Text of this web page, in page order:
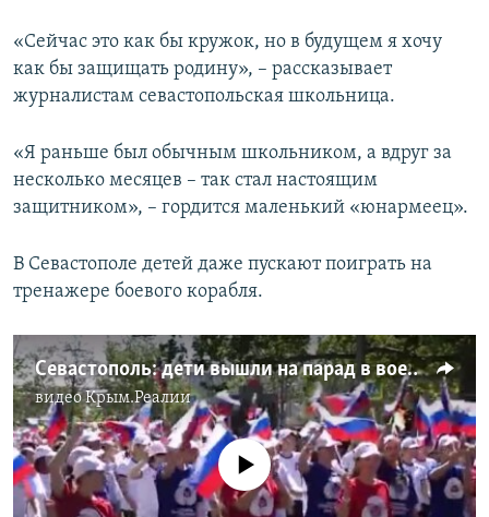
«Сейчас это как бы кружок, но в будущем я хочу
как бы защищать родину», – рассказывает
журналистам севастопольская школьница.
«Я раньше был обычным школьником, а вдруг за
несколько месяцев – так стал настоящим
защитником», – гордится маленький «юнармеец».
В Севастополе детей даже пускают поиграть на
тренажере боевого корабля.
Севастополь: дети вышли на парад в военной форме (видео)
видеоКрым.Реалии
No media source currently available